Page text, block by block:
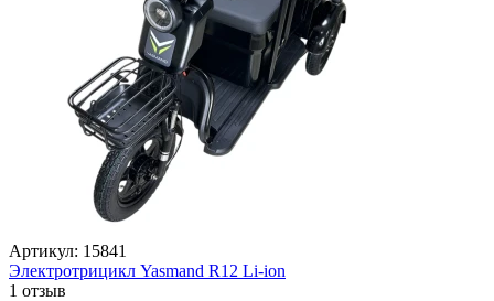
Артикул: 15841
Электротрицикл Yasmand R12 Li-ion
1 отзыв